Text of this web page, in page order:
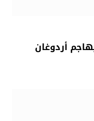
أردوغان